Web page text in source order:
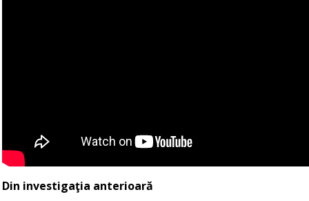
Din investigaţia anterioară